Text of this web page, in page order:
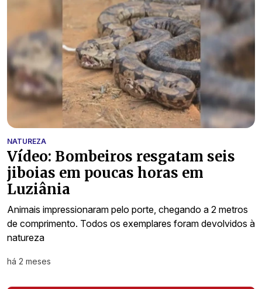
NATUREZA
Vídeo: Bombeiros resgatam seis
jiboias em poucas horas em
Luziânia
Animais impressionaram pelo porte, chegando a 2 metros
de comprimento. Todos os exemplares foram devolvidos à
natureza
há 2 meses